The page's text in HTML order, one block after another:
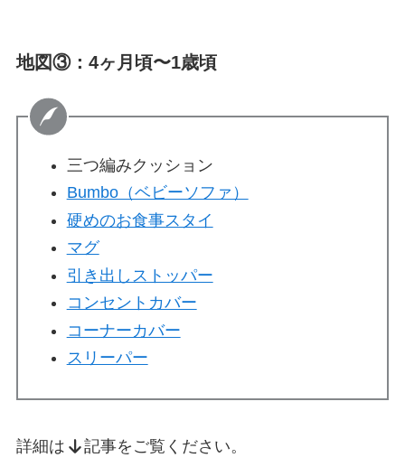
地図③：4ヶ月頃〜1歳頃
三つ編みクッション
Bumbo（ベビーソファ）
硬めのお食事スタイ
マグ
引き出しストッパー
コンセントカバー
コーナーカバー
スリーパー
詳細は 記事をご覧ください。